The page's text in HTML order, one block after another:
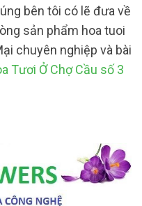
bên tôi có lẽ đưa về
sản phẩm hoa tuoi
chuyên nghiệp và bài
Tươi Ở Chợ Cầu số 3